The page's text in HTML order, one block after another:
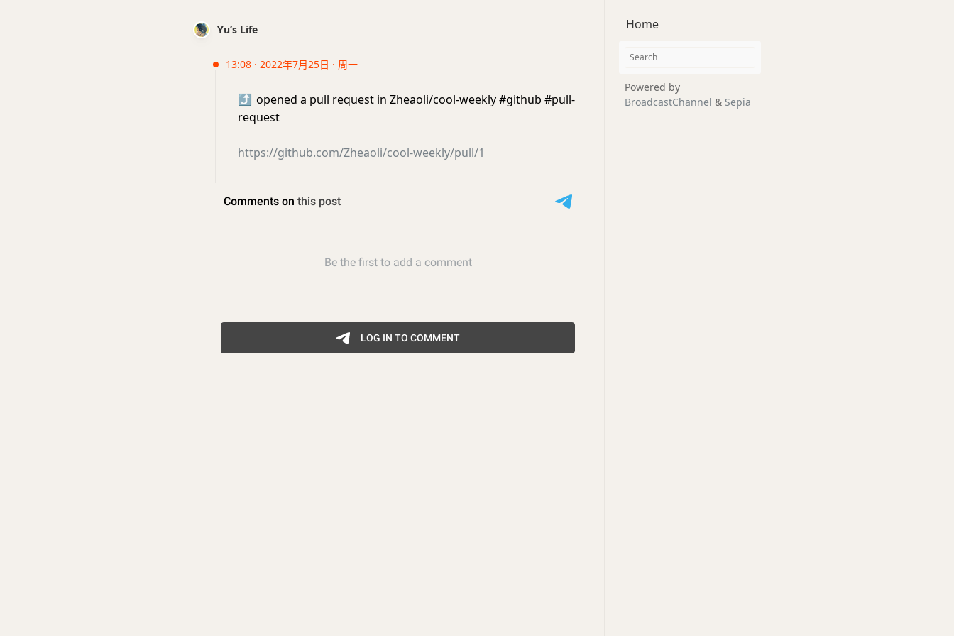
Yu’s Life
13:08 · 2022年7月25日 · 周一
⤴️ opened a pull request in Zheaoli/cool-weekly #github #pull-
request
https://github.com/Zheaoli/cool-weekly/pull/1
Home
Powered by
BroadcastChannel & Sepia